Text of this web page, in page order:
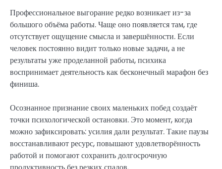
Профессиональное выгорание редко возникает из-за
большого объёма работы. Чаще оно появляется там, где
отсутствует ощущение смысла и завершённости. Если
человек постоянно видит только новые задачи, а не
результаты уже проделанной работы, психика
воспринимает деятельность как бесконечный марафон без
финиша.
Осознанное признание своих маленьких побед создаёт
точки психологической остановки. Это момент, когда
можно зафиксировать: усилия дали результат. Такие паузы
восстанавливают ресурс, повышают удовлетворённость
работой и помогают сохранить долгосрочную